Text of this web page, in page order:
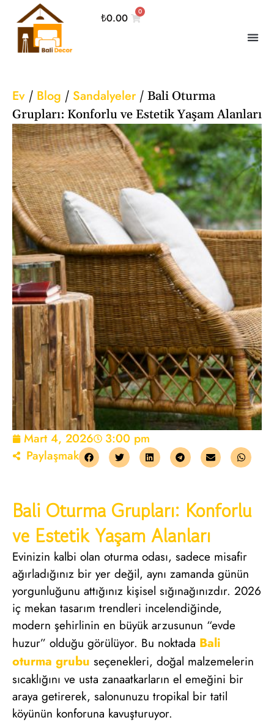
₺0.00 0
Ev / Blog / Sandalyeler/ Bali Oturma
Grupları: Konforlu ve Estetik Yaşam Alanları
Mart 4, 2026
3:00 pm
Paylaşmak
Bali Oturma Grupları: Konforlu
ve Estetik Yaşam Alanları
Evinizin kalbi olan oturma odası, sadece misafir
ağırladığınız bir yer değil, aynı zamanda günün
yorgunluğunu attığınız kişisel sığınağınızdır. 2026
iç mekan tasarım trendleri incelendiğinde,
modern şehirlinin en büyük arzusunun “evde
huzur” olduğu görülüyor. Bu noktada Bali
oturma grubu seçenekleri, doğal malzemelerin
sıcaklığını ve usta zanaatkarların el emeğini bir
araya getirerek, salonunuzu tropikal bir tatil
köyünün konforuna kavuşturuyor.